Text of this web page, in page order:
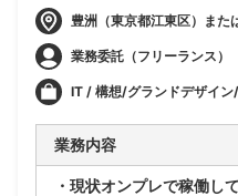
豊洲（東京都江東区）また
業務委託（フリーランス）
IT / 構想/グランドデザイ
業務内容
・現状オンプレで稼働し